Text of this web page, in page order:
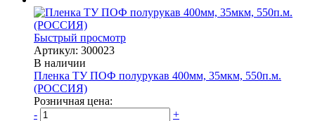
Быстрый просмотр
Артикул: 300023
В наличии
Пленка ТУ ПОФ полурукав 400мм, 35мкм, 550п.м.
(РОССИЯ)
Розничная цена:
-
+